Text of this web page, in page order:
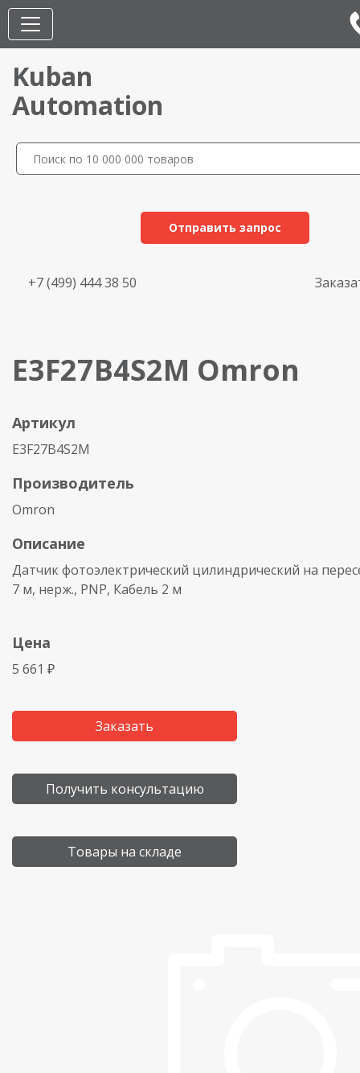
Kuban
Automation
Отправить запрос
+7 (499) 444 38 50
E3F27B4S2M Omron
Артикул
E3F27B4S2M
Производитель
Omron
Описание
Датчик фотоэлектрический цилиндрический на
7 м, нерж., PNP, Кабель 2 м
Цена
5 661 ₽
Заказать
Получить консультацию
Товары на складе